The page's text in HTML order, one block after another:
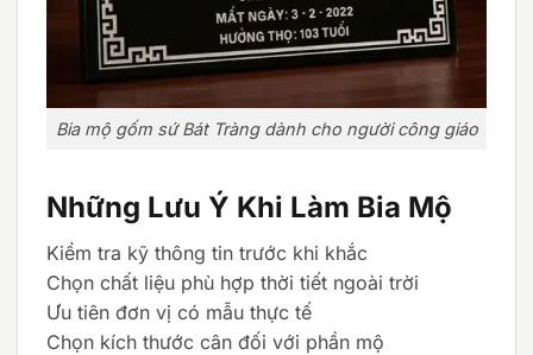
Bia mộ gốm sứ Bát Tràng dành cho người công giáo
Những Lưu Ý Khi Làm Bia Mộ
Kiểm tra kỹ thông tin trước khi khắc
Chọn chất liệu phù hợp thời tiết ngoài trời
Ưu tiên đơn vị có mẫu thực tế
Chọn kích thước cân đối với phần mộ